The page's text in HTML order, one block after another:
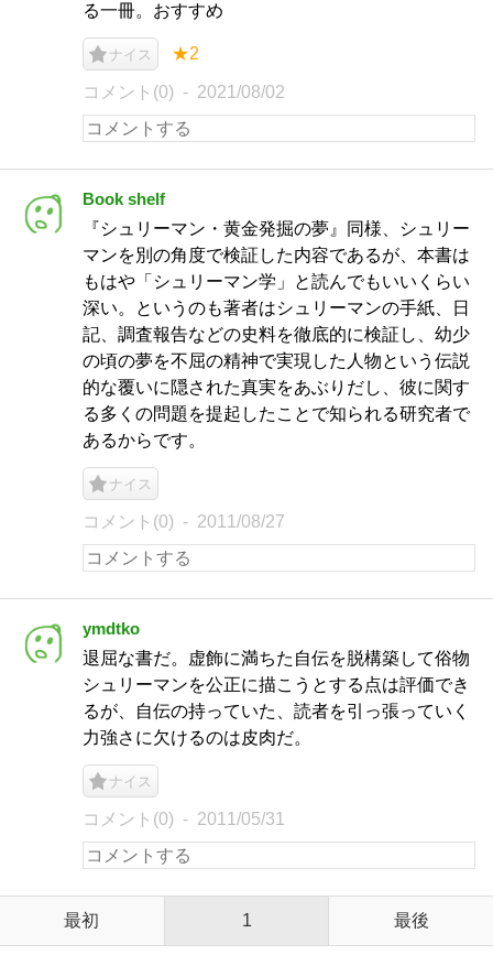
る一冊。おすすめ
ナイス ★2
コメント(0) 2021/08/02
Book shelf
『シュリーマン・黄金発掘の夢』同様、シュリー
マンを別の角度で検証した内容であるが、本書は
もはや「シュリーマン学」と読んでもいいくらい
深い。というのも著者はシュリーマンの手紙、日
記、調査報告などの史料を徹底的に検証し、幼少
の頃の夢を不屈の精神で実現した人物という伝説
的な覆いに隠された真実をあぶりだし、彼に関す
る多くの問題を提起したことで知られる研究者で
あるからです。
ナイス
コメント(0) 2011/08/27
ymdtko
退屈な書だ。虚飾に満ちた自伝を脱構築して俗物
シュリーマンを公正に描こうとする点は評価でき
るが、自伝の持っていた、読者を引っ張っていく
力強さに欠けるのは皮肉だ。
ナイス
コメント(0) 2011/05/31
最初 1 最後